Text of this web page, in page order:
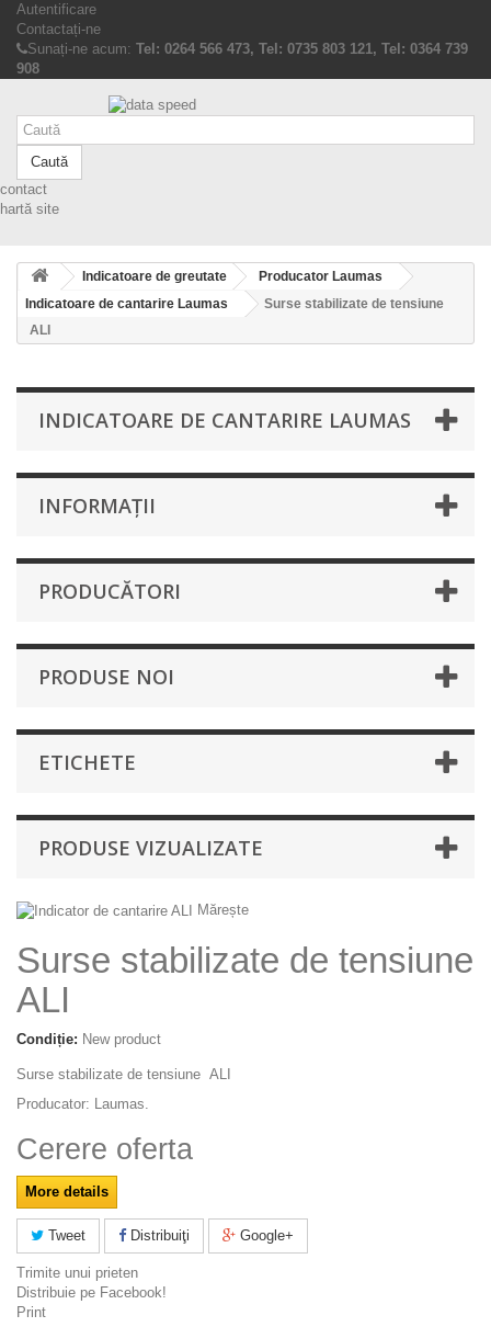
Autentificare
Contactați-ne
Sunați-ne acum: Tel: 0264 566 473, Tel: 0735 803 121, Tel: 0364 739
908
Caută
contact
hartă site
Indicatoare de greutate
Producator Laumas
Indicatoare de cantarire Laumas
Surse stabilizate de tensiune
ALI
INDICATOARE DE CANTARIRE LAUMAS
INFORMAŢII
PRODUCĂTORI
PRODUSE NOI
ETICHETE
PRODUSE VIZUALIZATE
Mărește
Surse stabilizate de tensiune
ALI
Condiție: New product
Surse stabilizate de tensiune ALI
Producator: Laumas.
Cerere oferta
More details
Tweet Distribuiţi Google+
Trimite unui prieten
Distribuie pe Facebook!
Print